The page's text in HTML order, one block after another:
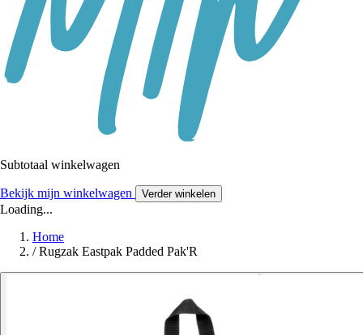
Subtotaal winkelwagen
Bekijk mijn winkelwagen Verder winkelen
Loading...
Home
/ Rugzak Eastpak Padded Pak'R